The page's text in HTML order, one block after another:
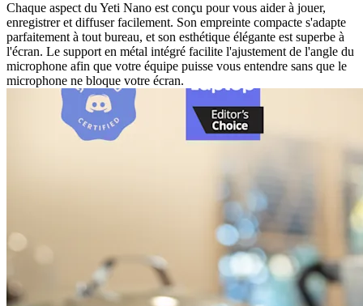
Chaque aspect du Yeti Nano est conçu pour vous aider à jouer,
enregistrer et diffuser facilement. Son empreinte compacte s'adapte
parfaitement à tout bureau, et son esthétique élégante est superbe à
l'écran. Le support en métal intégré facilite l'ajustement de l'angle du
microphone afin que votre équipe puisse vous entendre sans que le
microphone ne bloque votre écran.